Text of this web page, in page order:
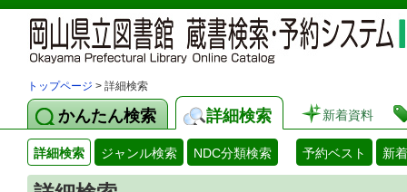
トップページ > 詳細検索
かんたん検索 詳細検索 新着資料
詳細検索 ジャンル検索 NDC分類検索 予約ベスト 新